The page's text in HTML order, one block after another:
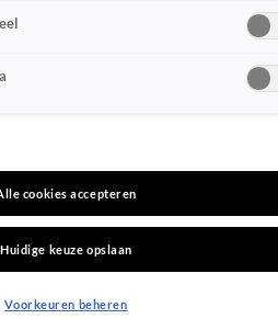
cookies accepteren
Huidige keuze opslaan
Voorkeuren beheren